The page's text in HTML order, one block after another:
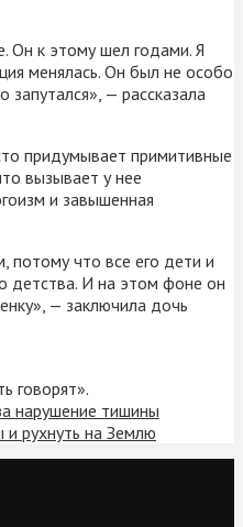
Он к этому шел годами. Я
менялась. Он был не особо
запутался», — рассказала
придумывает примитивные
вызывает у нее
и завышенная
потому что все его дети и
детства. И на этом фоне он
— заключила дочь
говорят».
нарушение тишины
и рухнуть на Землю